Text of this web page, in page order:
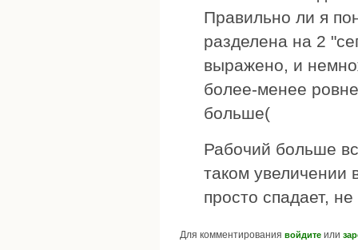
Правильно ли я
разделена на 2
выражено, и
более-менее
больше(
Рабочий больше
таком увеличении
просто спадает,
Для комментирования войдите или